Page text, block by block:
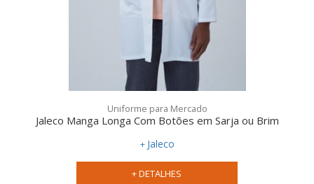
Uniforme para Mercado
Jaleco Manga Longa Com Botões em Sarja ou Brim
Jaleco
+ DETALHES